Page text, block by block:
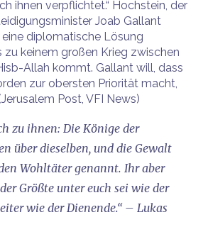
ihnen verpflichtet.“ Hochstein, der
Joab Gallant
diplomatische Lösung
zu keinem großen Krieg zwischen
Allah kommt. Gallant will, dass
zur obersten Priorität macht,
Post, VFI News)
zu ihnen: Die Könige der
über dieselben, und die Gewalt
Wohltäter genannt. Ihr aber
Größte unter euch sei wie der
wie der Dienende.“ – Lukas